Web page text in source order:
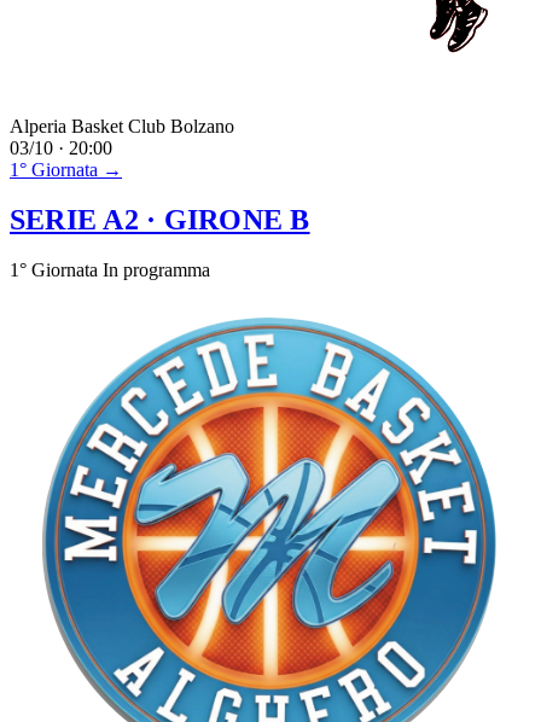
Alperia Basket Club Bolzano
03/10 · 20:00
1° Giornata →
SERIE A2 · GIRONE B
1° Giornata In programma